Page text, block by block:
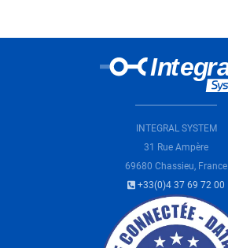
INTEGRAL SYSTEM
31 Rue Ampère
69680 Chassieu, France
+33(0)4 37 69 72 00